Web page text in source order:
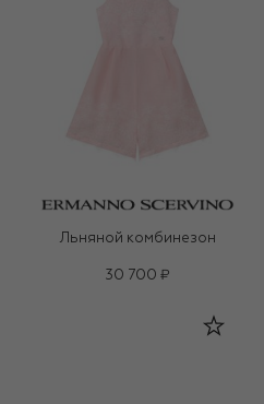
Льняной комбинезон
30 700 ₽